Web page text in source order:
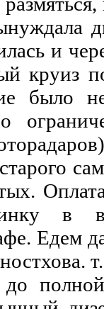
и
круиз
было
.
в
Едем
до